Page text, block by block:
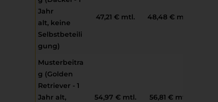
Jahr
alt, keine
Selbstbeteili
gung)
47,21 € mtl. 48,48 € mtl.
Musterbeitra
g (Golden
Retriever - 1
Jahr alt,
54,97 € mtl. 56,81 € mtl.